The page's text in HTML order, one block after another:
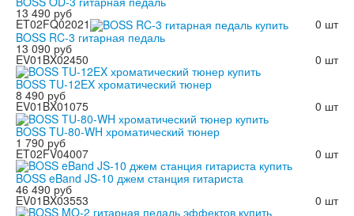
13 490 руб
0 шт
ET02FQ02021
BOSS RC-3 гитарная педаль
13 090 руб
0 шт
EV01BX02450
BOSS TU-12EX хроматический тюнер
8 490 руб
0 шт
EV01BX01075
BOSS TU-80-WH хроматический тюнер
1 790 руб
0 шт
ET02FV04007
BOSS eBand JS-10 джем станция гитариста
46 490 руб
0 шт
EV01BX03553